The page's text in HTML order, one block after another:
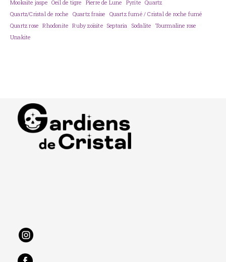
Mookaïte jaspe Oeil de tigre Pierre de Lune Pyrite Quartz
Quartz/Cristal de roche
Quartz fraise
Quartz fumé / Cristal de roche fumé
Quartz rose
Rhodonite Ruby zoïsite Septaria Sodalite
Tourmaline rose
Unakite